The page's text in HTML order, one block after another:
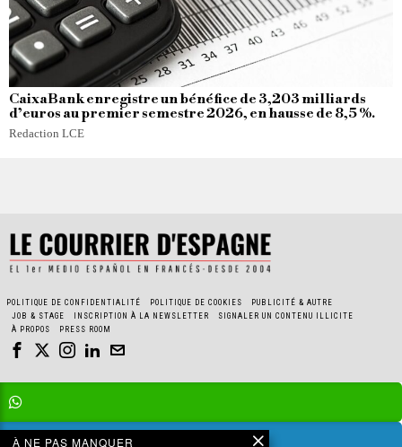
CaixaBank enregistre un bénéfice de 3,203 milliards
d’euros au premier semestre 2026, en hausse de 8,5 %.
Redaction LCE
POLITIQUE DE CONFIDENTIALITÉ POLITIQUE DE COOKIES
PUBLICITÉ & AUTRE
JOB & STAGE
INSCRIPTION À LA NEWSLETTER
SIGNALER UN CONTENU ILLICITE
À PROPOS
PRESS ROOM
À NE PAS MANQUER